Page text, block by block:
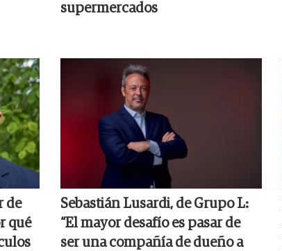
supermercados
de
qué
Sebastián Lusardi, de Grupo L:
“El mayor desafío es pasar de
ser una compañía de dueño a